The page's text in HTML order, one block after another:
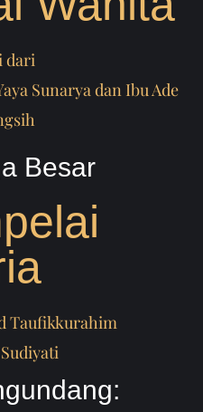
dari
Sunarya dan Ibu Ade
Besar
Taufikkurahim